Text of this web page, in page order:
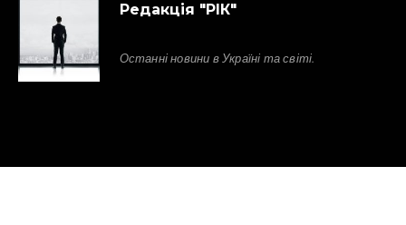
Редакція "РІК"
Останні новини в Україні та світі.